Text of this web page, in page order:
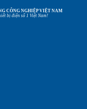
CÔNG NGHIỆP VIỆT NAM
bị điện số 1 Việt Nam!